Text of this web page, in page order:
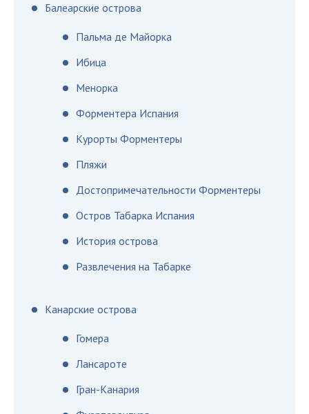
Балеарские острова
Пальма де Майорка
Ибица
Менорка
Форментера Испания
Курорты Форментеры
Пляжи
Достопримечательности Форментеры
Остров Табарка Испания
История острова
Развлечения на Табарке
Канарские острова
Гомера
Лансароте
Гран-Канария